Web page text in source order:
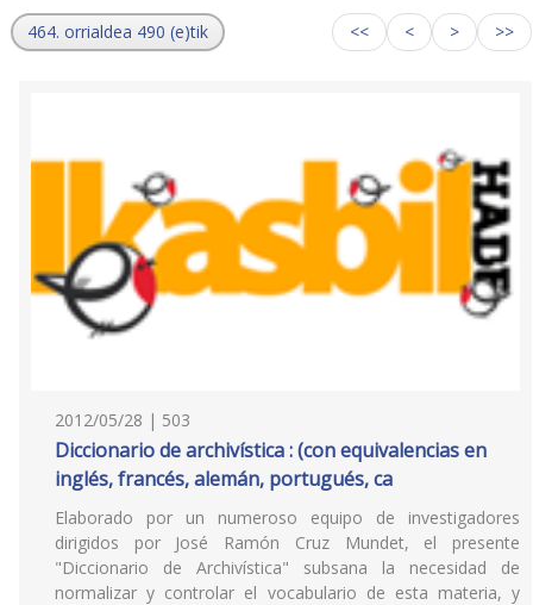
464. orrialdea 490 (e)tik << < > >>
2012/05/28 | 503
Diccionario de archivística : (con equivalencias en
inglés, francés, alemán, portugués, ca
Elaborado por un numeroso equipo de investigadores
dirigidos por José Ramón Cruz Mundet, el presente
"Diccionario de Archivística" subsana la necesidad de
normalizar y controlar el vocabulario de esta materia, y